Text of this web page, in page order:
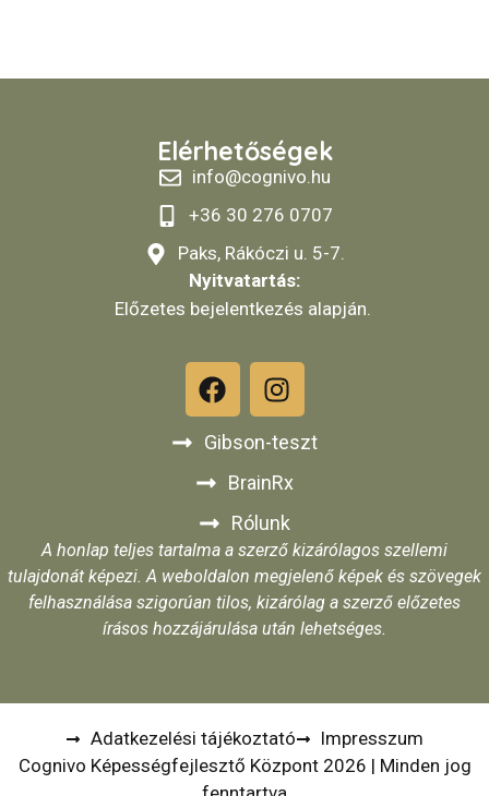
Elérhetőségek
info@cognivo.hu
+36 30 276 0707
Paks, Rákóczi u. 5-7.
Nyitvatartás:
Előzetes bejelentkezés alapján.
Gibson-teszt
BrainRx
Rólunk
A honlap teljes tartalma a szerző kizárólagos szellemi
tulajdonát képezi. A weboldalon megjelenő képek és szövegek
felhasználása szigorúan tilos, kizárólag a szerző előzetes
írásos hozzájárulása után lehetséges.
Adatkezelési tájékoztató
Impresszum
Cognivo Képességfejlesztő Központ 2026 | Minden jog